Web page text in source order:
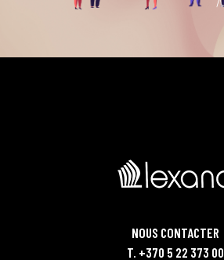
NOUS CONTACTER
T. +370 5 22 373 00